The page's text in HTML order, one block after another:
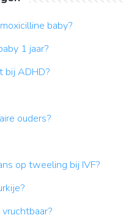
baby?
1 jaar?
ADHD?
ouders?
op tweeling bij IVF?